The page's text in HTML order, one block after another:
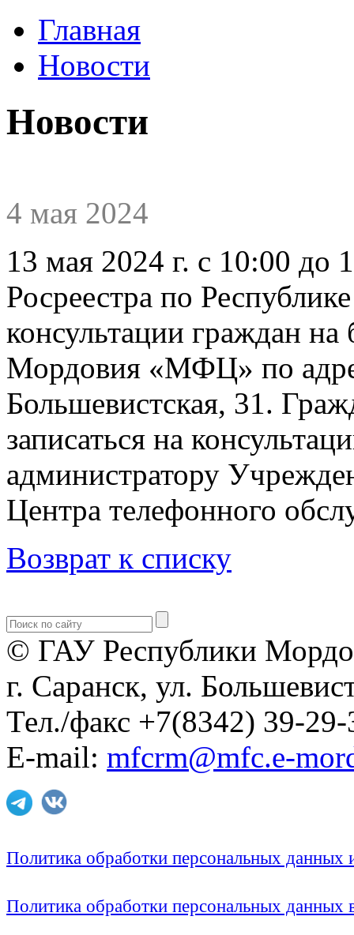
Главная
Новости
Новости
4 мая 2024
13 мая 2024 г. с 10:00 до
Росреестра по
консультации граждан
Мордовия «МФЦ» по
Большевистская, 31.
записаться на
администратору
Центра телефонного
Возврат к списку
© ГАУ Республики
г. Саранск, ул.
Тел./факс +7(8342) 39-29-
E-mail: mfcrm@mfc.e-
Политика обработки персональных
Политика обработки персональных